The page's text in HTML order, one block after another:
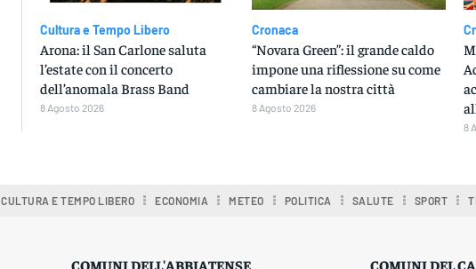
Cultura e Tempo Libero
Arona: il San Carlone saluta
l’estate con il concerto
dell’anomala Brass Band
8 Agosto 2026
Cronaca
“Novara Green”: il grande caldo
impone una riflessione su come
cambiare la nostra città
8 Agosto 2026
8
CULTURA E TEMPO LIBERO ECONOMIA METEO POLITICA SALUTE SPORT
COMUNI DELL'ABBIATENSE COMUNI DEL